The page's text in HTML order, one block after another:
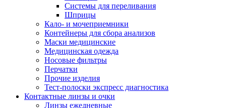
Системы для переливания
Шприцы
Кало- и мочеприемники
Контейнеры для сбора анализов
Маски медицинские
Медицинская одежда
Носовые фильтры
Перчатки
Прочие изделия
Тест-полоски экспресс диагностика
Контактные линзы и очки
Линзы ежедневные